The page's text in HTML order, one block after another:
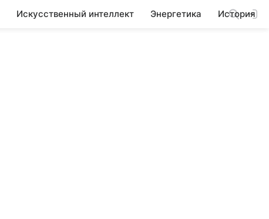
Искусственный интеллект Энергетика История